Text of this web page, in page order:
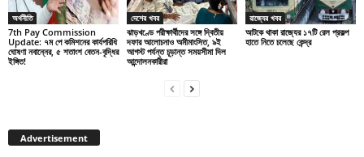
অর্থনীতি
7th Pay Commission
Update: ৭ম পে কমিশনের কার্যপরিধি
ঘোষণা নবান্নের, ৫ শতাংশ বেতন-বৃদ্ধির
ইঙ্গিত!
দেশের খবর
ঝাড়খণ্ডে পরীক্ষার্থীদের সঙ্গে দ্বিতীয়
দফার আলোচনাও অমীমাংসিত, ৯ই
আগস্ট পর্যন্ত চূড়ান্ত সময়সীমা দিল
আন্দোলনকারীরা
রাজ্যের খবর
আটকে থাকা রাজ্যের ১৭টি রেল প্রকল্প
হাতে নিতে চলেছে কেন্দ্র
Advertisement